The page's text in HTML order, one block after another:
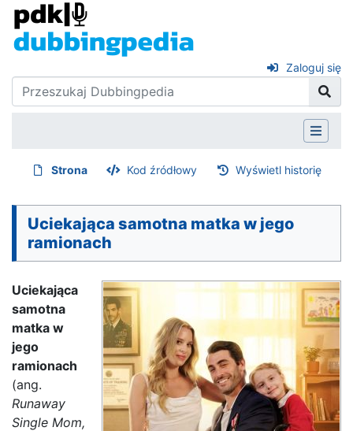
Zaloguj się
Strona Kod źródłowy Wyświetl historię
Uciekająca samotna matka w jego
ramionach
Uciekająca
samotna
matka w
jego
ramionach
(ang.
Runaway
Single Mom,